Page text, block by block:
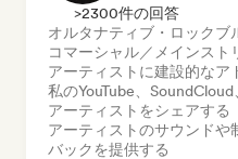
>2300件の回答
オルタナティブ・ロックブ
コマーシャル／メインスト
アーティストに建設的なア
私のYouTube、
アーティストをシェアする
アーティストのサウンドや
バックを提供する